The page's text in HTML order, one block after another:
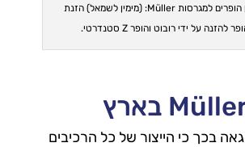
תמונה 3: מגוון הופרים למגרסות Müller: (מימין לשמאל) הזנת
חברת Müller גאה בכך כי הייצור של כל הרכיבים